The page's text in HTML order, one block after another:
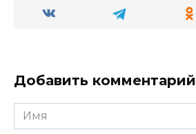
Добавить комментарий
Имя
*